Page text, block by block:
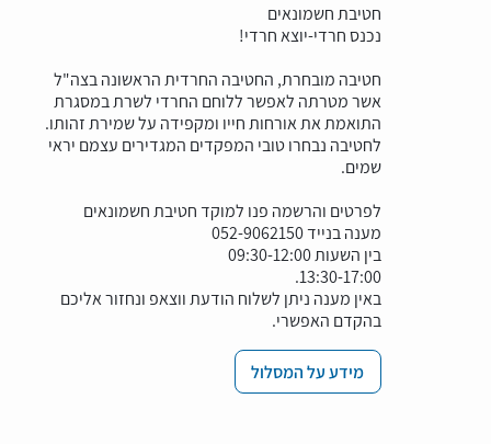
חטיבת חשמונאים
נכנס חרדי-יוצא חרדי!
חטיבה מובחרת, החטיבה החרדית הראשונה בצה"ל
אשר מטרתה לאפשר ללוחם החרדי לשרת במסגרת
התואמת את אורחות חייו ומקפידה על שמירת זהותו.
לחטיבה נבחרו טובי המפקדים המגדירים עצמם יראי
שמים.
לפרטים והרשמה פנו למוקד חטיבת חשמונאים
מענה בנייד 052-9062150
בין השעות 09:30-12:00
13:30-17:00.
באין מענה ניתן לשלוח הודעת ווצאפ ונחזור אליכם
בהקדם האפשרי.
מידע על המסלול